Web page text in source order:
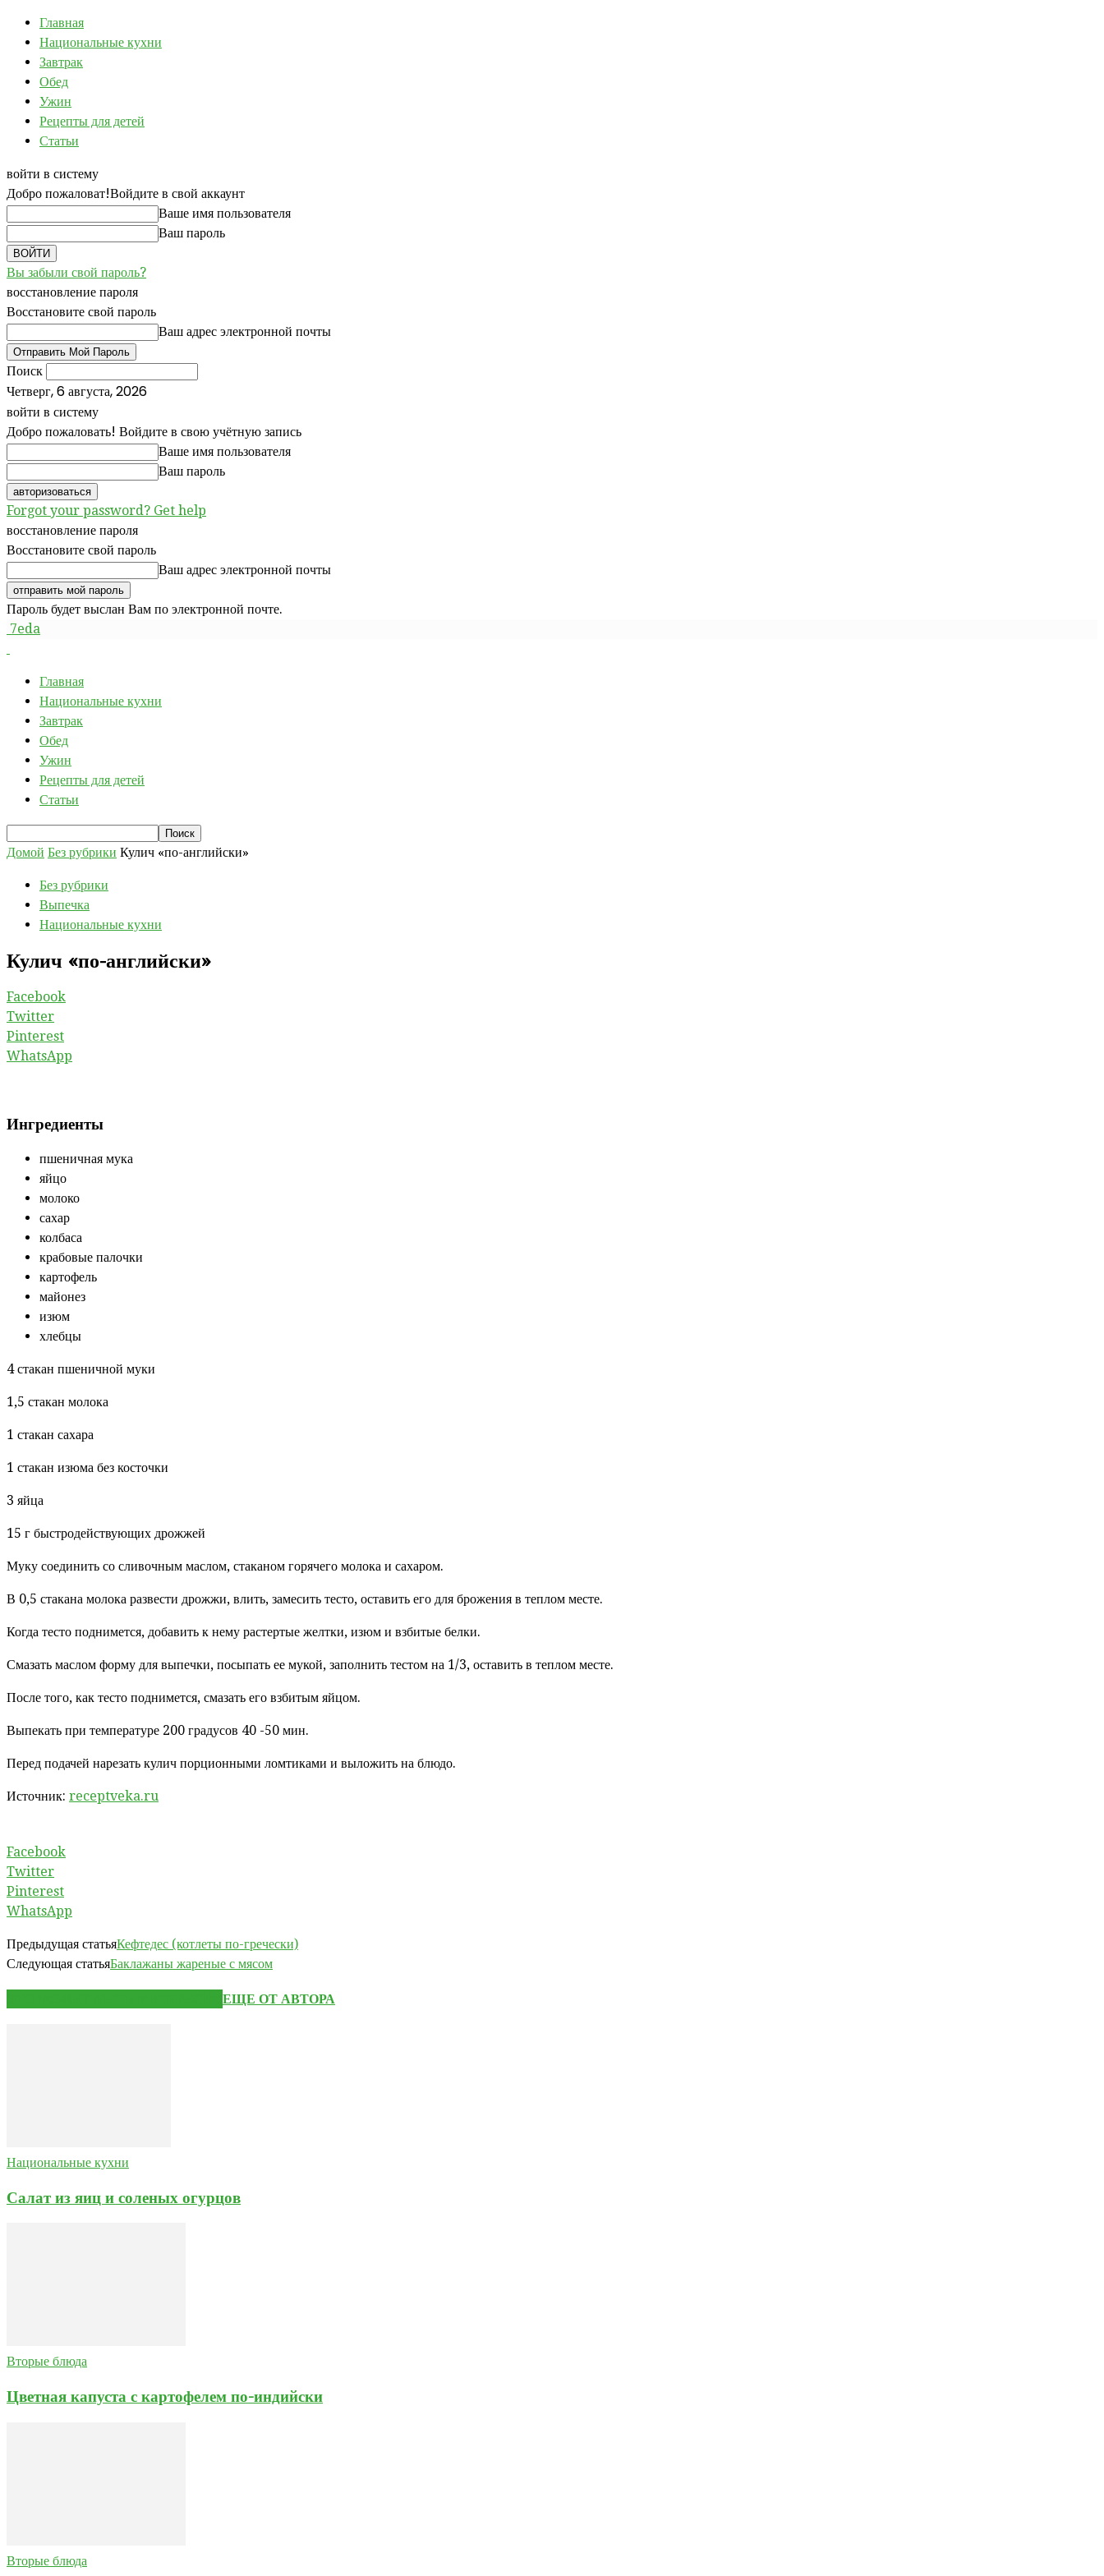
Главная
Национальные кухни
Завтрак
Обед
Ужин
Рецепты для детей
Статьи
войти в систему
Добро пожаловат!Войдите в свой аккаунт
Ваше имя пользователя
Ваш пароль
Вы забыли свой пароль?
восстановление пароля
Восстановите свой пароль
Ваш адрес электронной почты
Поиск
Четверг, 6 августа, 2026
войти в систему
Добро пожаловать! Войдите в свою учётную запись
Ваше имя пользователя
Ваш пароль
Forgot your password? Get help
восстановление пароля
Восстановите свой пароль
Ваш адрес электронной почты
Пароль будет выслан Вам по электронной почте.
7eda
Главная
Национальные кухни
Завтрак
Обед
Ужин
Рецепты для детей
Статьи
Домой Без рубрики Кулич «по-английски»
Без рубрики
Выпечка
Национальные кухни
Кулич «по-английски»
Facebook
Twitter
Pinterest
WhatsApp
Ингредиенты
пшеничная мука
яйцо
молоко
сахар
колбаса
крабовые палочки
картофель
майонез
изюм
хлебцы
4 стакан пшеничной муки
1,5 стакан молока
1 стакан сахара
1 стакан изюма без косточки
3 яйца
15 г быстродействующих дрожжей
Муку соединить со сливочным маслом, стаканом горячего молока и сахаром.
В 0,5 стакана молока развести дрожжи, влить, замесить тесто, оставить его для брожения в теплом месте.
Когда тесто поднимется, добавить к нему растертые желтки, изюм и взбитые белки.
Смазать маслом форму для выпечки, посыпать ее мукой, заполнить тестом на 1/3, оставить в теплом месте.
После того, как тесто поднимется, смазать его взбитым яйцом.
Выпекать при температуре 200 градусов 40 -50 мин.
Перед подачей нарезать кулич порционными ломтиками и выложить на блюдо.
Источник: receptveka.ru
Facebook
Twitter
Pinterest
WhatsApp
Предыдущая статьяКефтедес (котлеты по-гречески)
Следующая статьяБаклажаны жареные с мясом
ЕЩЕ ОТ АВТОРА
Национальные кухни
Салат из яиц и соленых огурцов
Вторые блюда
Цветная капуста с картофелем по-индийски
Вторые блюда